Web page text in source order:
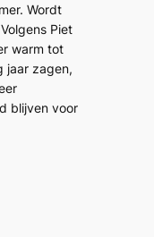
Wordt
Piet
warm tot
jaar zagen,
blijven voor